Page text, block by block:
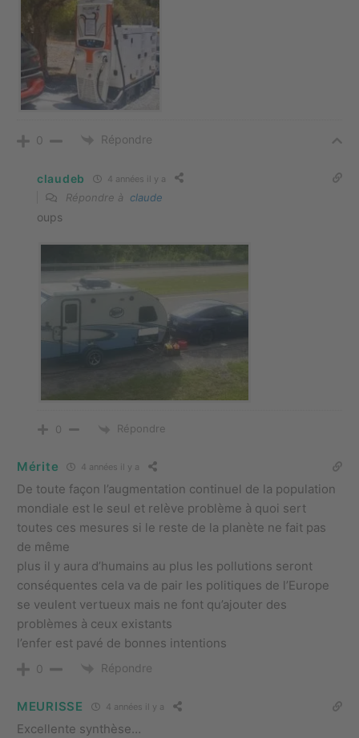
0 Répondre
claudeb 4 années il y a
Répondre à claude
oups
0 Répondre
Mérite 4 années il y a
De toute façon l’augmentation continuel de la population
mondiale est le seul et relève problème à quoi sert
toutes ces mesures si le reste de la planète ne fait pas
de même
plus il y aura d’humains au plus les pollutions seront
conséquentes cela va de pair les politiques de l’Europe
se veulent vertueux mais ne font qu’ajouter des
problèmes à ceux existants
l’enfer est pavé de bonnes intentions
0 Répondre
MEURISSE 4 années il y a
Excellente synthèse…